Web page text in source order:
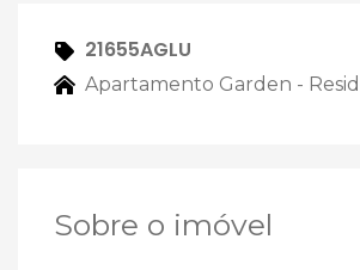
21655AGLU
Apartamento Garden -
Sobre o imóvel